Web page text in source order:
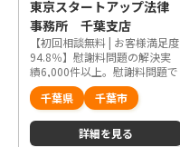
東京スタートアップ法律
事務所 千葉支店
【初回相談無料 | お客様満足度
94.8％】慰謝料問題の解決実
績6,000件以上。慰謝料問題で
お困りの方は、当事務所にご
相談ください
千葉県 千葉市
詳細を見る